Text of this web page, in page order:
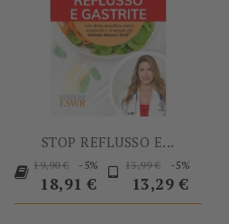
STOP REFLUSSO E...
Prezzo
base
19,90 € -5%
Prezzo
18,91 €
Prezzo
base
13,99 € -5%
13,29 €